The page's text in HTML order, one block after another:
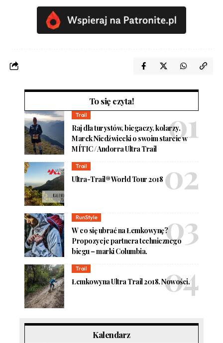
To się czyta!
Trail
Raj dla turystów, biegaczy, kolarzy.
Marek Niedźwiecki o swoim starcie w
MÍTIC / Andorra Ultra Trail
Trail
Ultra-Trail® World Tour 2018
RunStyle
W co się ubrać na Łemkowynę?
Propozycje partnera technicznego
biegu – marki Columbia.
Trail
Łemkowyna Ultra Trail 2018. Nowości.
Kalendarz